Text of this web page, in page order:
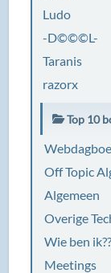
Ludo
-D©©©L-
Taranis
razorx
Top 10
Off Topic
Algemeen
Overige
Wie ben
Meetings